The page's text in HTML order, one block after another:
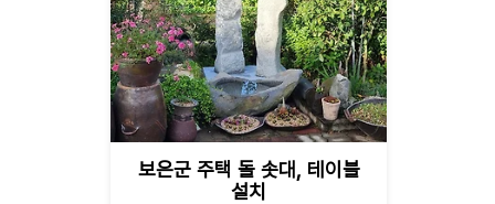
보은군 주택 돌 솟대, 테이블
설치